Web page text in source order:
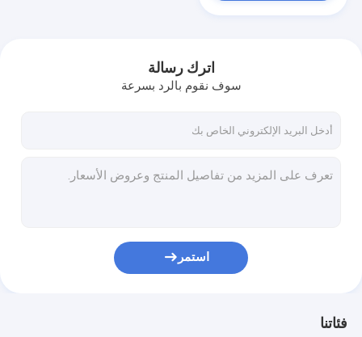
اترك رسالة
سوف نقوم بالرد بسرعة
استمر
فئاتنا